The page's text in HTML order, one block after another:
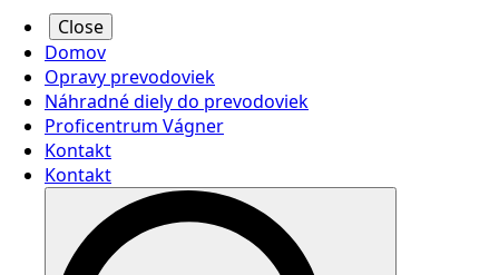
Close
Domov
Opravy prevodoviek
Náhradné diely do prevodoviek
Proficentrum Vágner
Kontakt
Kontakt